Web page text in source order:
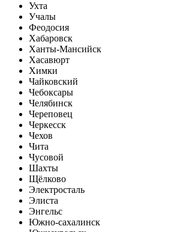
Ухта
Учалы
Феодосия
Хабаровск
Ханты-Мансийск
Хасавюрт
Химки
Чайковский
Чебоксары
Челябинск
Череповец
Черкесск
Чехов
Чита
Чусовой
Шахты
Щёлково
Электросталь
Элиста
Энгельс
Южно-сахалинск